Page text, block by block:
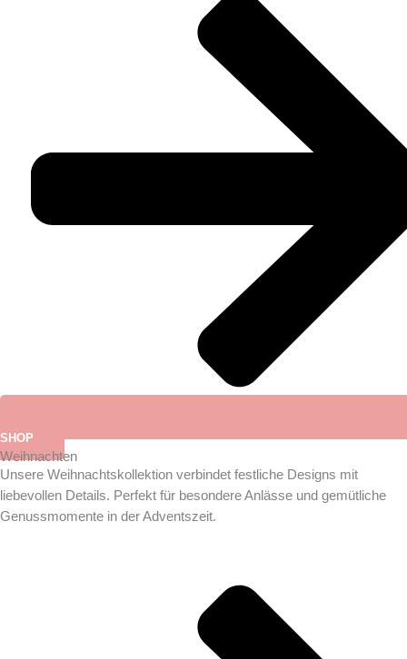
SHOP
Weihnachten
Unsere Weihnachtskollektion verbindet festliche Designs mit
liebevollen Details. Perfekt für besondere Anlässe und gemütliche
Genussmomente in der Adventszeit.